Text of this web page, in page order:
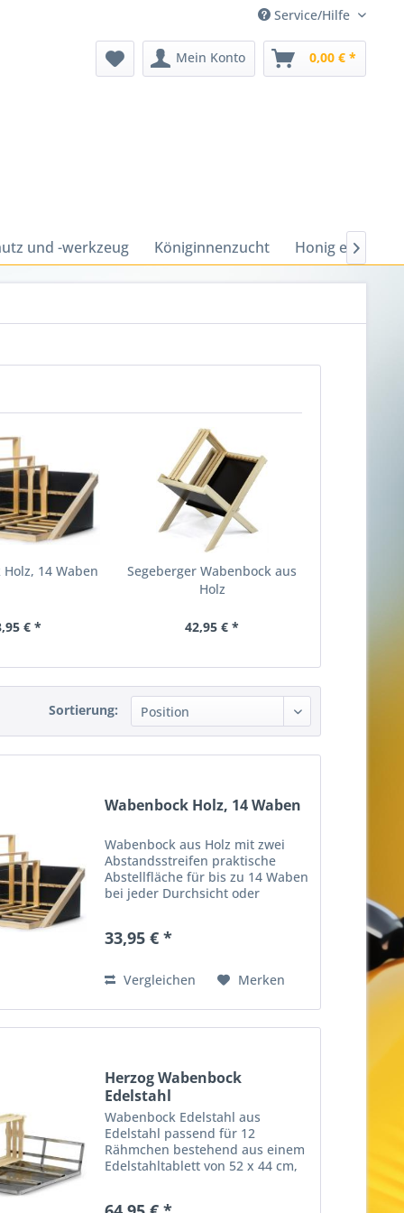
Service/Hilfe
Mein Konto 0,00 € *
und -werkzeug Königinnenzucht Honig ernten

14 Waben
€ *
Segeberger Wabenbock aus
Holz
42,95 € *
Sortierung:
Wabenbock Holz, 14 Waben
Wabenbock aus Holz mit zwei
Abstandsstreifen praktische
Abstellfläche für bis zu 14 Waben
bei jeder Durchsicht oder
33,95 € *
Vergleichen Merken
Herzog Wabenbock
Edelstahl
Wabenbock Edelstahl aus
Edelstahl passend für 12
Rähmchen bestehend aus einem
Edelstahltablett von 52 x 44 cm,